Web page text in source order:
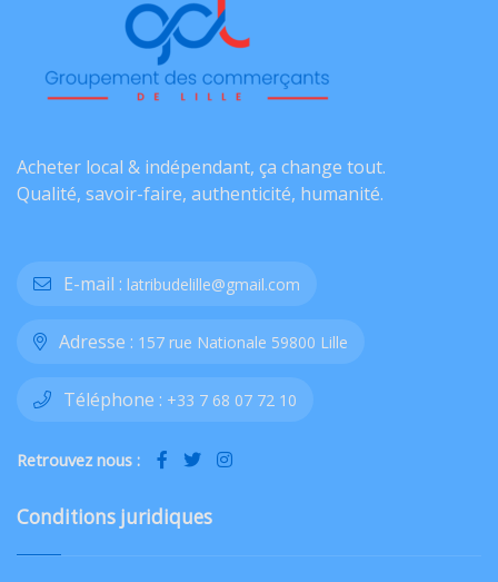
Acheter local & indépendant, ça change tout.
Qualité, savoir-faire, authenticité, humanité.
E-mail : latribudelille@gmail.com
Adresse : 157 rue Nationale 59800 Lille
Téléphone : +33 7 68 07 72 10
Retrouvez nous :
Conditions juridiques